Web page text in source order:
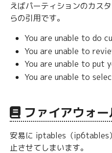
えばパーティションのカス
らの引用です。
You are unable to do
You are unable to
You are unable to put
You are unable to
ファイアウォ
安易に iptables（ip6tables
止させてしまいます。